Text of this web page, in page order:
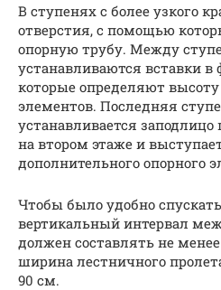
В ступенях с более узкого
отверстия, с помощью
опорную трубу. Между
устанавливаются вставки
которые определяют
элементов. Последняя
устанавливается
на втором этаже и
дополнительного опорного
Чтобы было удобно
вертикальный интервал
должен составлять не
ширина лестничного
90 см.